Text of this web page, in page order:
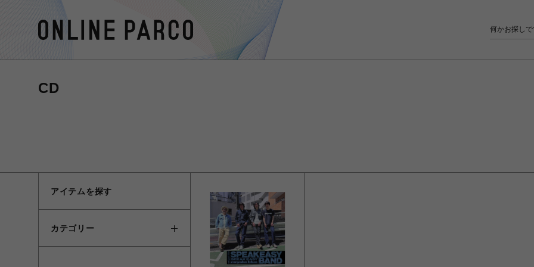
CD
アイテムを探す
カテゴリー